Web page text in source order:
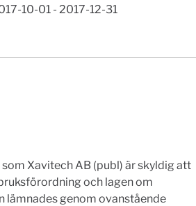
10-01 - 2017-12-31
Xavitech AB (publ) är skyldig att
och lagen om
genom ovanstående